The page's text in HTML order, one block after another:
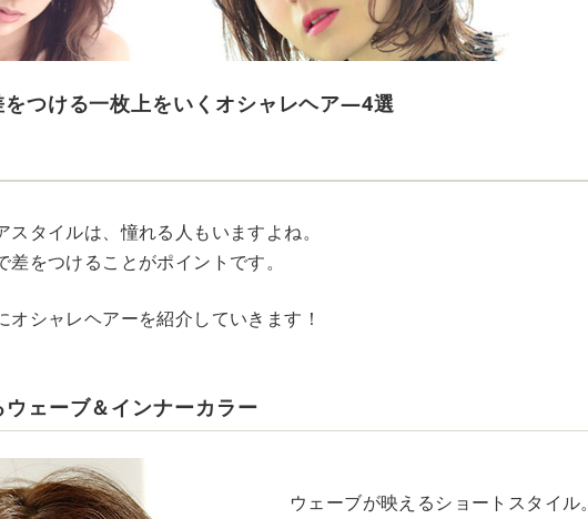
をつける一枚上をいくオシャレヘア―4選
タイルは、憧れる人もいますよね。
をつけることがポイントです。
シャレヘアーを紹介していきます！
ウェーブ＆インナーカラー
ウェーブが映えるショートスタイル。